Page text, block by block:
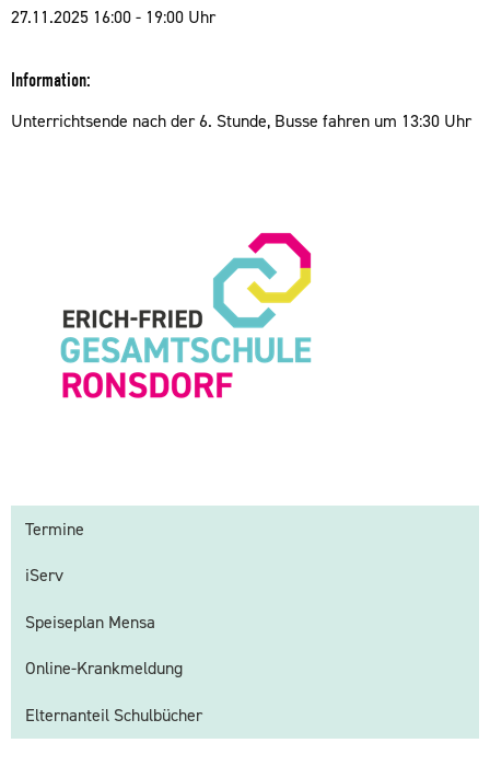
27.11.2025 16:00 - 19:00 Uhr
Information:
Unterrichtsende nach der 6. Stunde, Busse fahren um 13:30 Uhr
Termine
iServ
Speiseplan Mensa
Online-Krankmeldung
Elternanteil Schulbücher